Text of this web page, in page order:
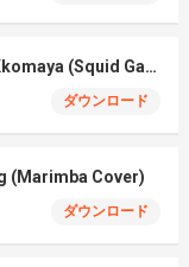
Jump Rope Song – Kkomaya Kkomaya (Squid Game Season 3)
ダウンロード
(Marimba Cover)
ダウンロード